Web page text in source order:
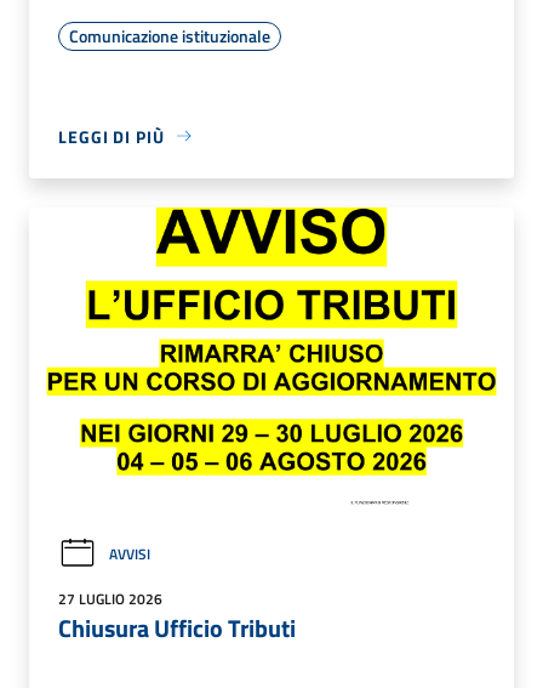
Comunicazione istituzionale
LEGGI DI PIÙ
AVVISI
27 LUGLIO 2026
Chiusura Ufficio Tributi